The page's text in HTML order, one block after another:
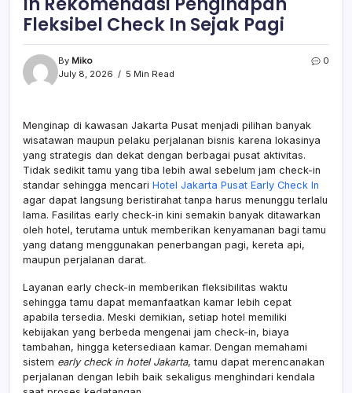
Fleksibel Check In Sejak Pagi
By Miko
July 8, 2026
5 Min Read
0
Menginap di kawasan Jakarta Pusat menjadi pilihan banyak
wisatawan maupun pelaku perjalanan bisnis karena lokasinya
yang strategis dan dekat dengan berbagai pusat aktivitas.
Tidak sedikit tamu yang tiba lebih awal sebelum jam check-in
standar sehingga mencari Hotel Jakarta Pusat Early Check In
agar dapat langsung beristirahat tanpa harus menunggu terlalu
lama. Fasilitas early check-in kini semakin banyak ditawarkan
oleh hotel, terutama untuk memberikan kenyamanan bagi tamu
yang datang menggunakan penerbangan pagi, kereta api,
maupun perjalanan darat.
Layanan early check-in memberikan fleksibilitas waktu
sehingga tamu dapat memanfaatkan kamar lebih cepat
apabila tersedia. Meski demikian, setiap hotel memiliki
kebijakan yang berbeda mengenai jam check-in, biaya
tambahan, hingga ketersediaan kamar. Dengan memahami
sistem early check in hotel Jakarta, tamu dapat merencanakan
perjalanan dengan lebih baik sekaligus menghindari kendala